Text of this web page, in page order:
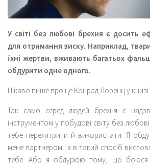
У світі без любові брехня є досить
для отримання зиску. Наприклад,
їхні жертви, вживають багатьох
обдурити одне одного.
Цікаво пише про це Конрад Лоренц у книзі
Так само серед людей брехня є
інструментом у побудові світу без
тебе перехитрити й використати. Я
мене партнером і я в такий спосіб
тебе. Або я обдурюю тому, що боюся